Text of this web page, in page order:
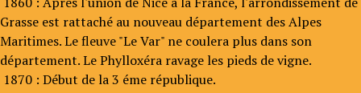
Grasse est rattaché au nouveau département des Alpes
Maritimes. Le fleuve "Le Var" ne coulera plus dans son
département. Le Phylloxéra ravage les pieds de vigne.
1870 : Début de la 3 éme république.